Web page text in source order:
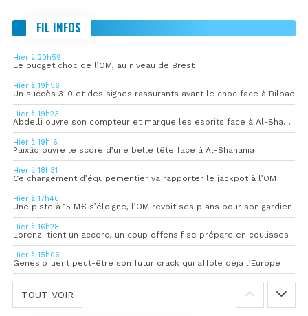
FIL INFOS
Hier à 20h59
Le budget choc de l’OM, au niveau de Brest
Hier à 19h56
Un succès 3-0 et des signes rassurants avant le choc face à Bilbao
Hier à 19h23
Abdelli ouvre son compteur et marque les esprits face à Al-Shahania
Hier à 19h16
Paixão ouvre le score d’une belle tête face à Al-Shahania
Hier à 18h31
Ce changement d’équipementier va rapporter le jackpot à l’OM
Hier à 17h46
Une piste à 15 M€ s’éloigne, l’OM revoit ses plans pour son gardien
Hier à 16h28
Lorenzi tient un accord, un coup offensif se prépare en coulisses
Hier à 15h06
Genesio tient peut-être son futur crack qui affole déjà l’Europe
TOUT VOIR